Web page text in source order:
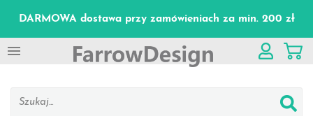
DARMOWA dostawa przy zamówieniach za min. 200 zł
